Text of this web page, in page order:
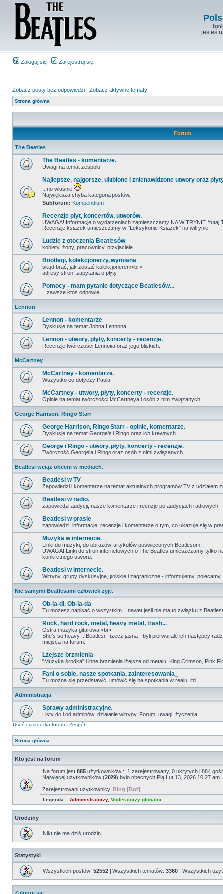
jesteś
Zaloguj się Zarejestruj się
Zobacz posty bez odpowiedzi | Zobacz aktywne tematy
Strona główna
Forum
The Beatles
The Beatles - komentarze.
Uwagi na temat zespołu
Najlepsze, najgorsze, ulubione i znienawidzone utwory oraz
...no właśnie
Największa chyba kategoria postów.
Subforum: Kompendium
Recenzje płyt, koncertów, utworów.
UWAGA! Informacje o wydarzeniach zamieszczamy NA WITRYNIE *tutaj
Recenzje książek umieszczamy w "Leksykonie Książek" na witrynie.
Ludzie z otoczenia Beatlesów
kobiety, żony, pracownicy, przyjaciele
Bootlegi, kolekcjonerzy, wymiana
skąd brać, jak zostać kolekcjonerem<br>
adresy stron, zapytania o płyty
Pomocy - mam pytanie dotyczące Beatlesów...
...zawsze ktoś odpowie
Lennon
Lennon - komentarze
Dyskusje na temat Johna Lennona
Lennon - utwory, płyty, koncerty - recenzje.
Recenzje twórczości Lennona oraz jego bliskich.
McCartney
McCartney - komentarze.
Wszystko co dotyczy Paula.
McCartney - utwory, płyty, koncerty - recenzje.
Opinie na temat twórczości McCartneya i osób z nim związanych.
George Harrison, Ringo Starr
George Harrison, Ringo Starr - opinie, komentarze.
Dyskusje na temat George'a i Ringo oraz ich krewnych.
George i Ringo - utwory, płyty, koncerty - recenzje.
Twórczość George'a i Ringo oraz osób z nimi związanych.
Beatlesi wciąż obecni w mediach.
Beatlesi w TV
Zapowiedzi i komentarze na temat aktualnych programów TV z udziałem
Beatlesi w radio.
zapowiedzi audycji, nasze komentarze i recnzje po audycjach radiowych
Beatlesi w prasie
zapowiedzi, informacje, recenzje i komentarze o tym, co ukazuje się w
Muzyka w internecie.
Linki do muzyki, do obrazów, artykułów poświęconych Beatlesom.
UWAGA! Linki do stron internetowych o The Beatles umieszczamy tylko
konkretnego utworu.
Beatlesi w internecie.
Witryny, grupy dyskusyjne, polskie i zagraniczne - informujemy, polecamy,
Nie samymi Beatlesami człowiek żyje.
Ob-la-di, Ob-la-da
Tu możesz napisać o wszystkim ...nawet jeśli nie ma to związku z
Rock, hard rock, metal, heavy metal, trash...
Ostra muzyka gitarowa.<br>
She's so heavy ...Beatlesi - rzecz jasna - byli pierwsi ale ich następcy
miejsca na forum.
Lżejsze brzmienia
"Muzyka środka" i inne brzmienia lżejsze od metalu: King Crimson, Pink
Fani o sobie, nasze spotkania, zainteresowania_
Tu można się przedstawić, umówić się na spotkania w realu, itd.
Administracja
Sprawy administracyjne.
Listy do i od adminów: działanie witryny, Forum, uwagi, życzenia.
Usuń ciasteczka forum | Zespół
Strona główna
Kto jest na forum
Na forum jest 885 użytkowników :: 1 zarejestrowany, 0 ukrytych i 884
Najwięcej użytkowników (2029) było obecnych Pią Lut 13, 2026 10:27 am
Zarejestrowani użytkownicy: Bing [Bot]
Legenda :: Administratorzy, Moderatorzy globalni
Urodziny
Nikt nie ma dziś urodzin
Statystyki
Wszystkich postów: 52552 | Wszystkich tematów: 3360 | Wszystkich
Zaloguj się